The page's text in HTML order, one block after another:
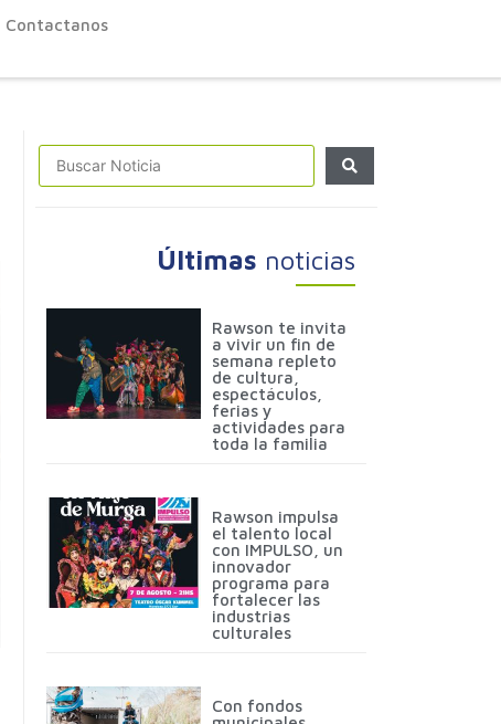
Contactanos
Últimas noticias
Rawson te invita
a vivir un fin de
semana repleto
de cultura,
espectáculos,
ferias y
actividades para
toda la familia
Rawson impulsa
el talento local
con IMPULSO, un
innovador
programa para
fortalecer las
industrias
culturales
Con fondos